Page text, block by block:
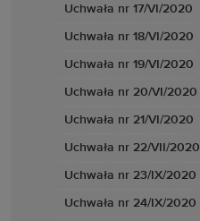
Uchwała nr 17/VI/2020
Uchwała nr 18/VI/2020
Uchwała nr 19/VI/2020
Uchwała nr 20/VI/2020
Uchwała nr 21/VI/2020
Uchwała nr 22/VII/2020
Uchwała nr 23/IX/2020
Uchwała nr 24/IX/2020